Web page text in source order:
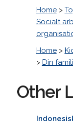
Home>
Socialt
Home>
> Din
Other